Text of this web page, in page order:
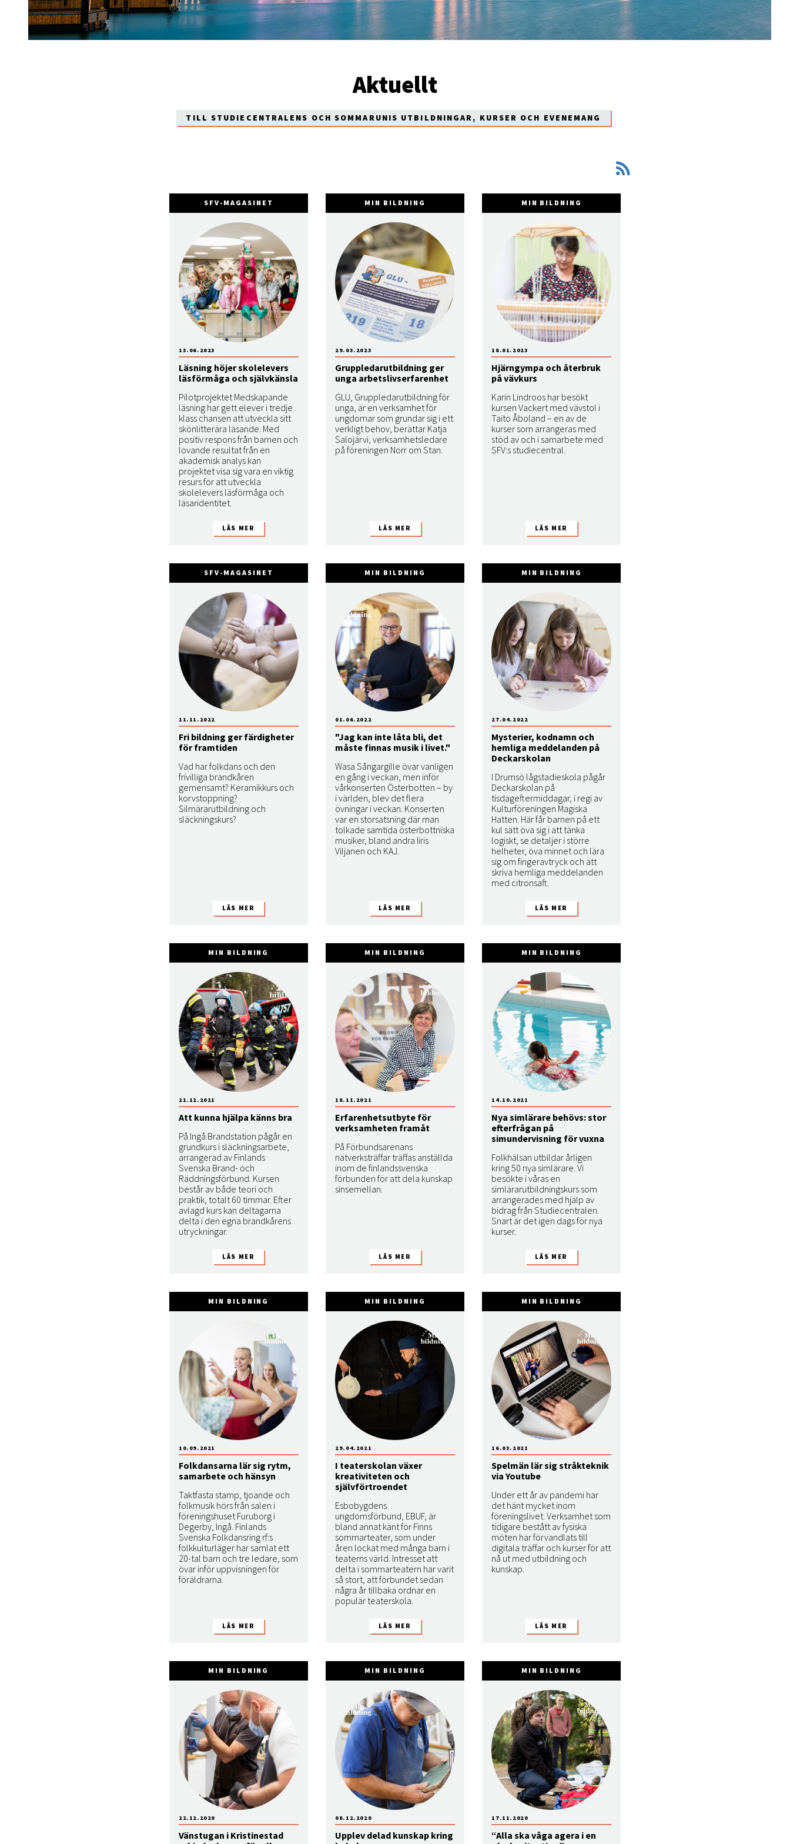
Aktuellt
TILL STUDIECENTRALENS OCH SOMMARUNIS UTBILDNINGAR, KURSER OCH EVENEMANG
SFV-MAGASINET
Läsning höjer skolelevers
läsförmåga och självkänsla
Pilotprojektet Medskapande
läsning har gett elever i tredje
klass chansen att utveckla sitt
skönlitterära läsande. Med
positiv respons från barnen och
lovande resultat från en
akademisk analys kan
projektet visa sig vara en viktig
resurs för att utveckla
skolelevers läsförmåga och
läsaridentitet.
13.06.2023
MIN BILDNING
Gruppledarutbildning ger
unga arbetslivserfarenhet
GLU, Gruppledarutbildning för
unga, är en verksamhet för
ungdomar som grundar sig i ett
verkligt behov, berättar Katja
Salojärvi, verksamhetsledare
på föreningen Norr om Stan.
29.03.2023
MIN BILDNING
Hjärngympa och återbruk
på vävkurs
Karin Lindroos har besökt
kursen Vackert med vävstol i
Taito Åboland – en av de
kurser som arrangeras med
stöd av och i samarbete med
SFV:s studiecentral.
18.01.2023
SFV-MAGASINET
Fri bildning ger färdigheter
för framtiden
Vad har folkdans och den
frivilliga brandkåren
gemensamt? Keramikkurs och
korvstoppning?
Silmärarutbildning och
släckningskurs?
11.11.2022
MIN BILDNING
"Jag kan inte låta bli, det
måste finnas musik i livet."
Wasa Sångargille övar vanligen
en gång i veckan, men inför
vårkonserten Österbotten – by
i världen, blev det flera
övningar i veckan. Konserten
var en storsatsning där man
tolkade samtida österbottniska
musiker, bland andra Iiris
Viljanen och KAJ.
01.06.2022
MIN BILDNING
Mysterier, kodnamn och
hemliga meddelanden på
Deckarskolan
I Drumsö lågstadieskola pågår
Deckarskolan på
tisdageftermiddagar, i regi av
Kulturföreningen Magiska
Hatten. Här får barnen på ett
kul sätt öva sig i att tänka
logiskt, se detaljer i större
helheter, öva minnet och lära
sig om fingeravtryck och att
skriva hemliga meddelanden
med citronsaft.
27.04.2022
MIN BILDNING
Att kunna hjälpa känns bra
På Ingå Brandstation pågår en
grundkurs i släckningsarbete,
arrangerad av Finlands
Svenska Brand- och
Räddningsförbund. Kursen
består av både teori och
praktik, totalt 60 timmar. Efter
avlagd kurs kan deltagarna
delta i den egna brandkårens
utryckningar.
21.12.2021
MIN BILDNING
Erfarenhetsutbyte för
verksamheten framåt
På Förbundsarenans
nätverksträffar träffas anställda
inom de finlandssvenska
förbunden för att dela kunskap
sinsemellan.
18.11.2021
MIN BILDNING
Nya simlärare behövs: stor
efterfrågan på
simundervisning för vuxna
Folkhälsan utbildar årligen
kring 50 nya simlärare. Vi
besökte i våras en
simlärarutbildningskurs som
arrangerades med hjälp av
bidrag från Studiecentralen.
Snart är det igen dags för nya
kurser.
14.10.2021
MIN BILDNING
Folkdansarna lär sig rytm,
samarbete och hänsyn
Taktfasta stamp, tjoande och
folkmusik hörs från salen i
föreningshuset Furuborg i
Degerby, Ingå. Finlands
Svenska Folkdansring rf:s
folkkulturläger har samlat ett
20-tal barn och tre ledare, som
övar inför uppvisningen för
föräldrarna.
10.09.2021
MIN BILDNING
I teaterskolan växer
kreativiteten och
självförtroendet
Esbobygdens
ungdomsförbund, EBUF, är
bland annat känt för Finns
sommarteater, som under
åren lockat med många barn i
teaterns värld. Intresset att
delta i sommarteatern har varit
så stort, att förbundet sedan
några år tillbaka ordnar en
populär teaterskola.
29.04.2021
MIN BILDNING
Spelmän lär sig stråkteknik
via Youtube
Under ett år av pandemi har
det hänt mycket inom
föreningslivet. Verksamhet som
tidigare bestått av fysiska
möten har förvandlats till
digitala träffar och kurser för att
nå ut med utbildning och
kunskap.
16.03.2021
MIN BILDNING
Vänstugan i Kristinestad
22.12.2020
MIN BILDNING
Upplev delad kunskap kring
08.12.2020
MIN BILDNING
“Alla ska våga agera i en
17.11.2020